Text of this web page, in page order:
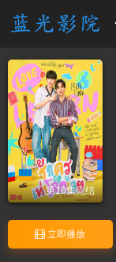
第10集完结
立即播放